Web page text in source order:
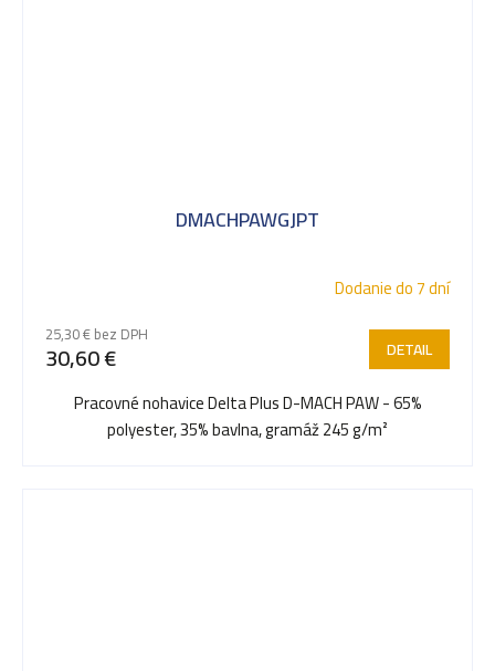
DMACHPAWGJPT
Dodanie do 7 dní
25,30 € bez DPH
30,60 € DETAIL
Pracovné nohavice Delta Plus D-MACH PAW - 65%
polyester, 35% bavlna, gramáž 245 g/m²